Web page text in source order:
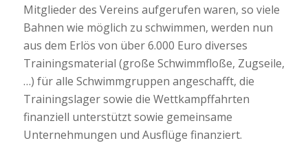
Mitglieder des Vereins aufgerufen waren, so viele
Bahnen wie möglich zu schwimmen, werden nun
aus dem Erlös von über 6.000 Euro diverses
Trainingsmaterial (große Schwimmfloße, Zugseile,
…) für alle Schwimmgruppen angeschafft, die
Trainingslager sowie die Wettkampffahrten
finanziell unterstützt sowie gemeinsame
Unternehmungen und Ausflüge finanziert.